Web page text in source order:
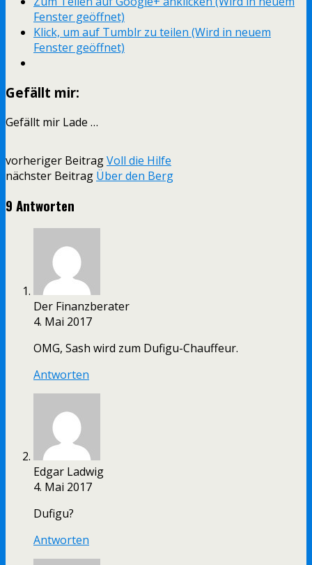
Fenster geöffnet)
Klick, um auf Tumblr zu teilen (Wird in neuem
Fenster geöffnet)
Gefällt mir:
Gefällt mir Lade …
vorheriger BeitragVoll die Hilfe
nächster Beitrag Über den Berg
9 Antworten
Der Finanzberater
4. Mai 2017
OMG, Sash wird zum Dufigu-Chauffeur.
Antworten
Edgar Ladwig
4. Mai 2017
Dufigu?
Antworten